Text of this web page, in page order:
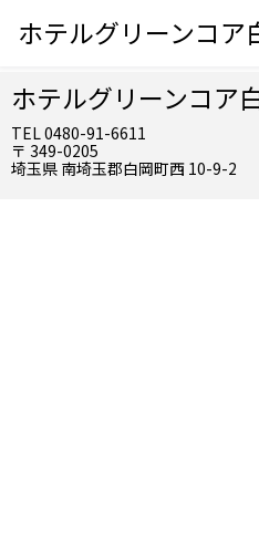
ホテルグリーンコア
ホテルグリーンコア
TEL 0480-91-6611
〒 349-0205
埼玉県 南埼玉郡白岡町西 10-9-2